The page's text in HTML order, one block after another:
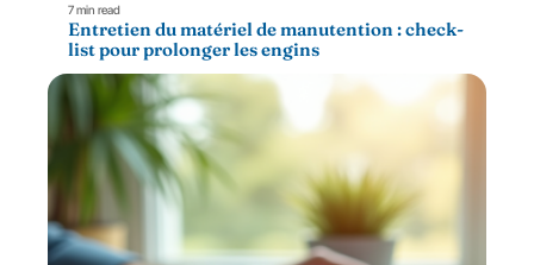
7 min read
Entretien du matériel de manutention : check-
list pour prolonger les engins